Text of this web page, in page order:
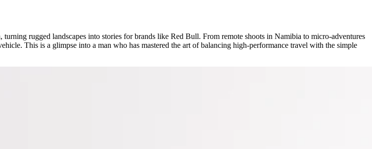
rugged landscapes into stories for brands like Red Bull. From remote shoots in Namibia to micro-adventures
This is a glimpse into a man who has mastered the art of balancing high-performance travel with the simple